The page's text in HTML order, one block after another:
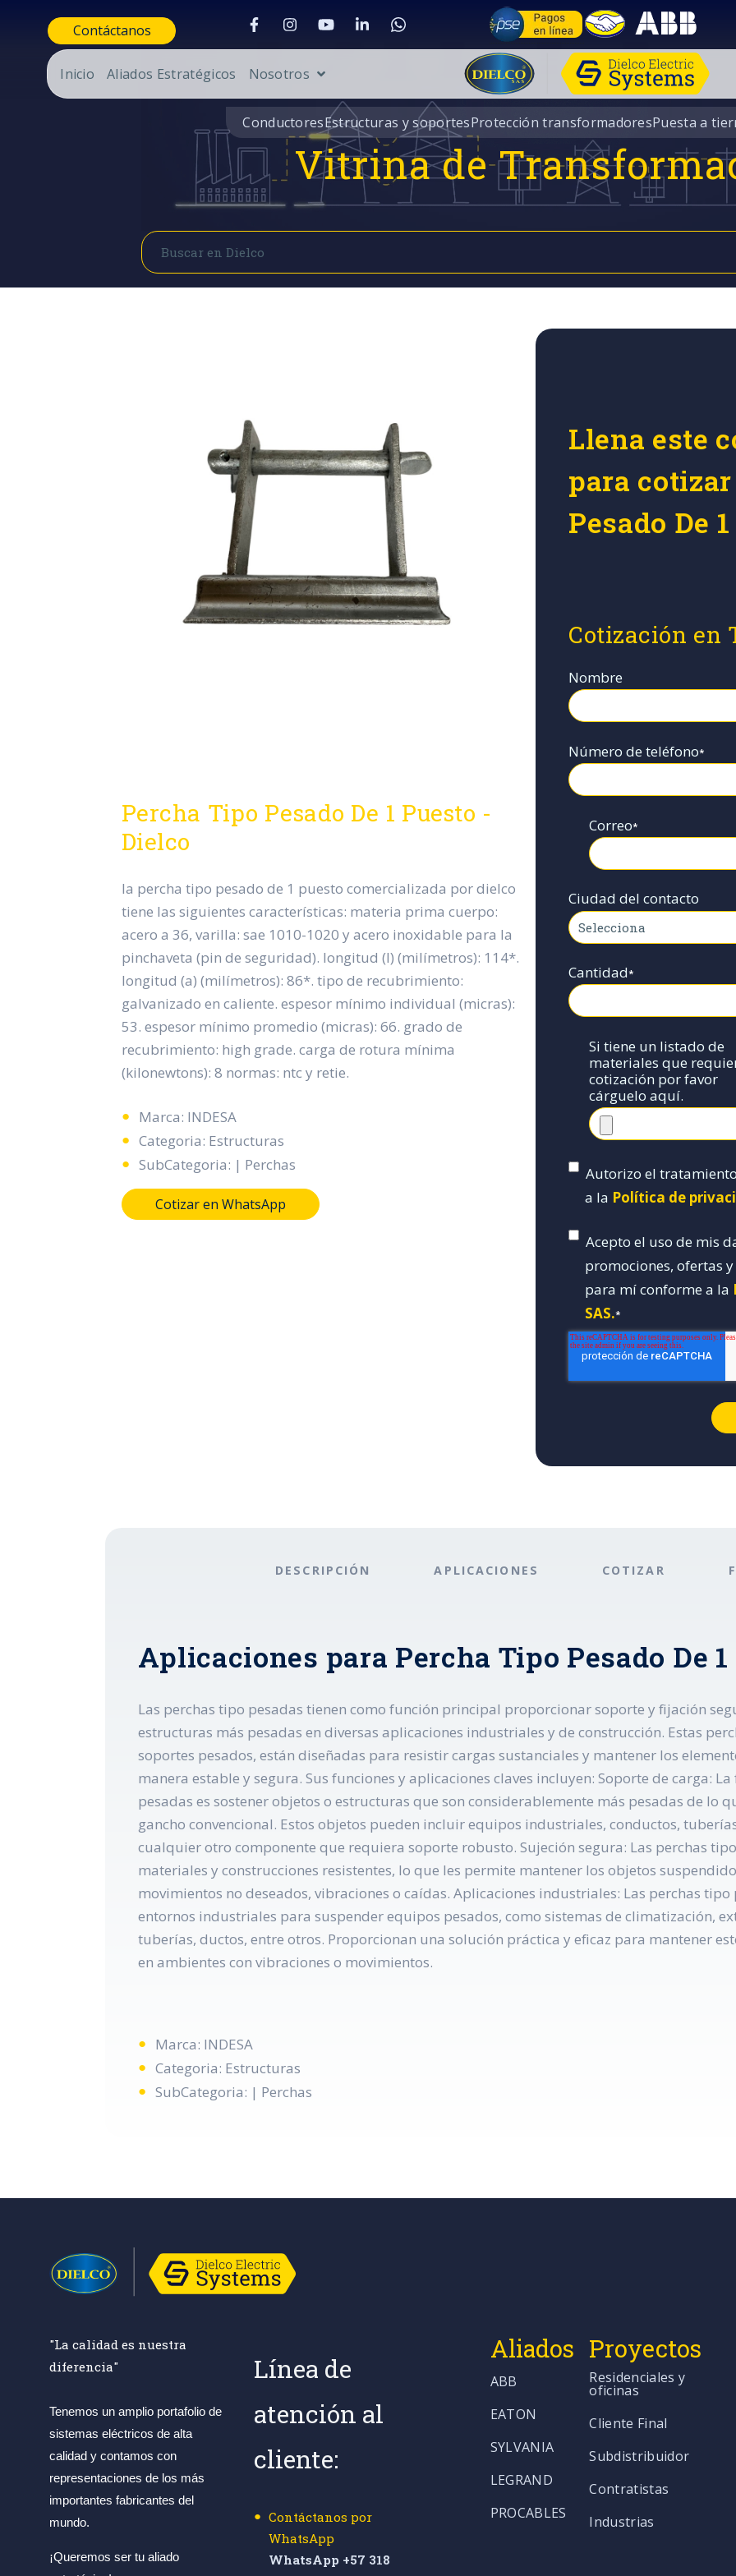
Contáctanos
Inicio Aliados Estratégicos Nosotros
ConductoresEstructuras y soportesProtección transformadoresPuesta a
Vitrina de
Buscar
Percha Tipo Pesado De 1 Puesto -
Dielco
la percha tipo pesado de 1 puesto comercializada por dielco
tiene las siguientes características: materia prima cuerpo:
acero a 36, varilla: sae 1010-1020 y acero inoxidable para la
pinchaveta (pin de seguridad). longitud (l) (milímetros): 114*.
longitud (a) (milímetros): 86*. tipo de recubrimiento:
galvanizado en caliente. espesor mínimo individual (micras):
53. espesor mínimo promedio (micras): 66. grado de
recubrimiento: high grade. carga de rotura mínima
(kilonewtons): 8 normas: ntc y retie.
Marca: INDESA
Categoria: Estructuras
SubCategoria: | Perchas
Cotizar en WhatsApp
Llena este
para
Pesado De
Cotización en
Nombre
Número de teléfono*
Correo*
Ciudad del contacto
Cantidad*
Si tiene un listado de
materiales que
cotización por favor
cárguelo aquí.
Autorizo el
a la Política de
Acepto el uso de mis
promociones, ofertas y
para mí conforme a la
SAS.*
DESCRIPCIÓN APLICACIONES COTIZAR
Aplicaciones para Percha Tipo Pesado De
Las perchas tipo pesadas tienen como función principal proporcionar soporte y fijación
estructuras más pesadas en diversas aplicaciones industriales y de construcción. Estas
soportes pesados, están diseñadas para resistir cargas sustanciales y mantener los
manera estable y segura. Sus funciones y aplicaciones claves incluyen: Soporte de carga:
pesadas es sostener objetos o estructuras que son considerablemente más pesadas de lo
gancho convencional. Estos objetos pueden incluir equipos industriales, conductos,
cualquier otro componente que requiera soporte robusto. Sujeción segura: Las perchas
materiales y construcciones resistentes, lo que les permite mantener los objetos
movimientos no deseados, vibraciones o caídas. Aplicaciones industriales: Las perchas
entornos industriales para suspender equipos pesados, como sistemas de climatización,
tuberías, ductos, entre otros. Proporcionan una solución práctica y eficaz para mantener
en ambientes con vibraciones o movimientos.
Marca: INDESA
Categoria: Estructuras
SubCategoria: | Perchas
"La calidad es nuestra
diferencia"
Tenemos un amplio portafolio de
sistemas eléctricos de alta
calidad y contamos con
representaciones de los más
importantes fabricantes del
mundo.
¡Queremos ser tu aliado
Línea de
atención al
cliente:
Contáctanos por
WhatsApp
WhatsApp +57 318
Aliados
ABB
EATON
SYLVANIA
LEGRAND
PROCABLES
Proyectos
Residenciales y
oficinas
Cliente Final
Subdistribuidor
Contratistas
Industrias